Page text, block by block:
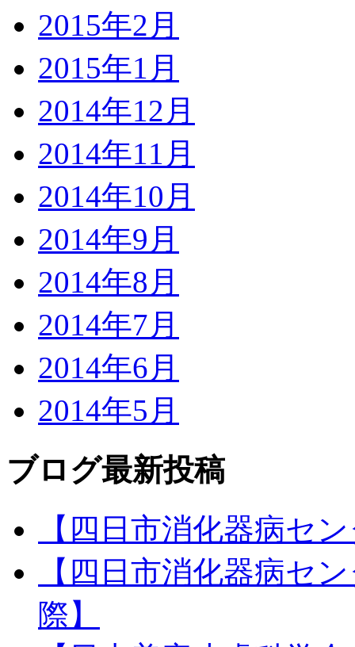
2015年2月
2015年1月
2014年12月
2014年11月
2014年10月
2014年9月
2014年8月
2014年7月
2014年6月
2014年5月
ブログ最新投稿
【四日市消化器病セ
【四日市消化器病セ
際】